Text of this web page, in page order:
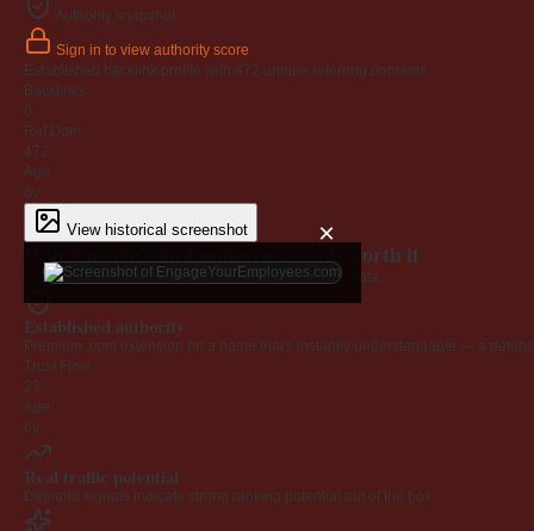
Authority snapshot
Sign in to view authority score
Established backlink profile with 472 unique referring domains.
Backlinks
0
Ref Dom
472
Age
6y
View historical screenshot ×
Why EngageYourEmployees.com is worth it
Every claim below is backed by verified third-party data.
Established authority
Premium .com extension on a name that's instantly understandable — a
Trust Flow
23
Age
6y
Real traffic potential
Demand signals indicate strong ranking potential out of the box.